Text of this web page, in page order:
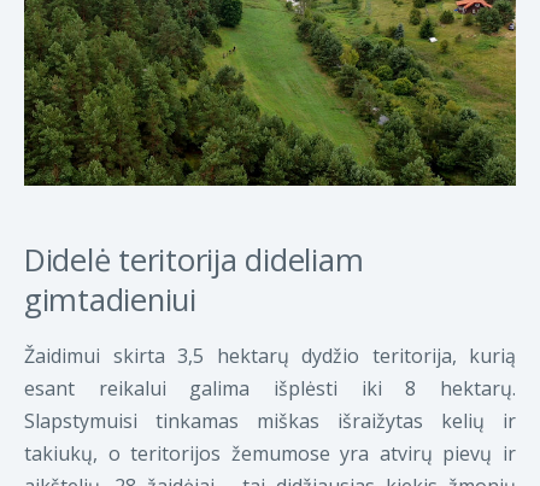
Didelė teritorija dideliam
gimtadieniui
Žaidimui skirta 3,5 hektarų dydžio teritorija, kurią
esant reikalui galima išplėsti iki 8 hektarų.
Slapstymuisi tinkamas miškas išraižytas kelių ir
takiukų, o teritorijos žemumose yra atvirų pievų ir